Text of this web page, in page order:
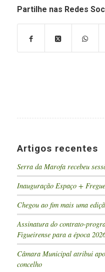
Partilhe nas Redes
Artigos recentes
Serra da Marofa recebeu
Inauguração Espaço +
Chegou ao fim mais uma
Assinatura do contrato-
Figueirense para a época
Câmara Municipal atribui
concelho